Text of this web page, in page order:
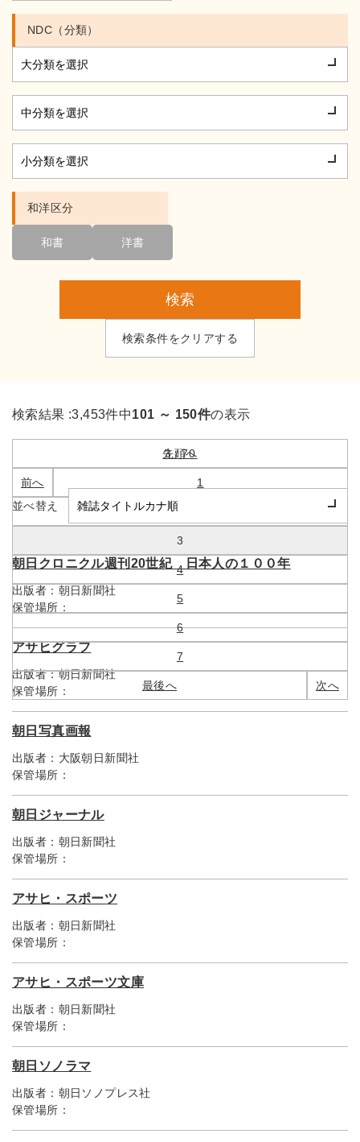
NDC（分類）
和洋区分
和書 洋書
検索
検索条件をクリアする
検索結果 :3,453件中101 ～ 150件の表示
3 / 70
先頭へ
前へ 1
2
3
4
5
6
7
次へ
最後へ
並べ替え
朝日クロニクル週刊20世紀 日本人の１００年
出版者： 朝日新聞社
保管場所：
アサヒグラフ
出版者：朝日新聞社
保管場所：
朝日写真画報
出版者： 大阪朝日新聞社
保管場所：
朝日ジャーナル
出版者： 朝日新聞社
保管場所：
アサヒ・スポーツ
出版者： 朝日新聞社
保管場所：
アサヒ・スポーツ文庫
出版者： 朝日新聞社
保管場所：
朝日ソノラマ
出版者： 朝日ソノプレス社
保管場所：